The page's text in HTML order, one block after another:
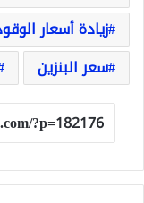
زيادة أسعار
سعر البنزين